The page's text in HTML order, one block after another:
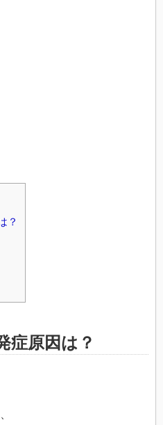
？
症原因は？